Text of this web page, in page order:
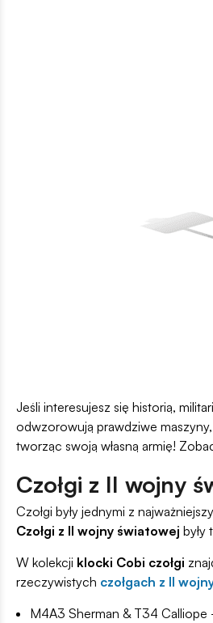
Jeśli interesujesz się historią,
odwzorowują prawdziwe
tworząc swoją własną armię!
Czołgi z II wojny
Czołgi były jednymi z
Czołgi z II wojny światowej
W kolekcji klocki Cobi czołgi
rzeczywistych czołgach z II
M4A3 Sherman & T34 Calliope